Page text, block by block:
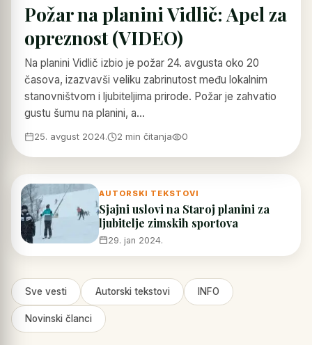
Požar na planini Vidlič: Apel za
opreznost (VIDEO)
Na planini Vidlič izbio je požar 24. avgusta oko 20
časova, izazvavši veliku zabrinutost među lokalnim
stanovništvom i ljubiteljima prirode. Požar je zahvatio
gustu šumu na planini, a…
25. avgust 2024. 2 min čitanja 0
AUTORSKI TEKSTOVI
Sjajni uslovi na Staroj planini za
ljubitelje zimskih sportova
29. jan 2024.
Sve vesti Autorski tekstovi INFO
Novinski članci